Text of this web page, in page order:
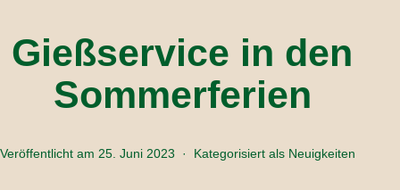
Gießservice in den
Sommerferien
Veröffentlicht am 25. Juni 2023 Kategorisiert als Neuigkeiten